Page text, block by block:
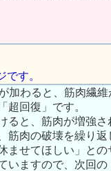
す。
加わると、筋肉繊
超回復」です。
ると、筋肉が増強
筋肉の破壊を繰り
ませてほしい」と
いますので、次回